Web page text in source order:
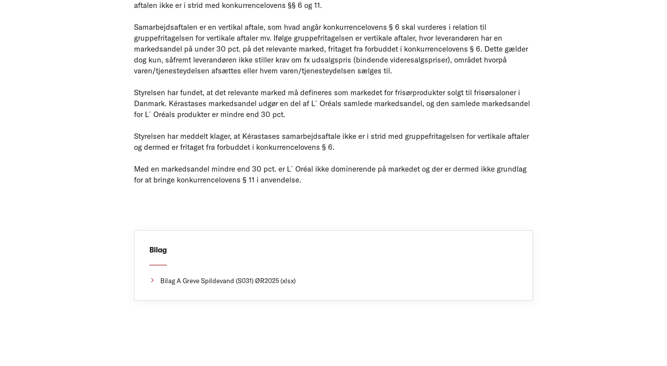
aftalen ikke er i strid med konkurrencelovens §§ 6 og 11.
Samarbejdsaftalen er en vertikal aftale, som hvad angår konkurrencelovens § 6 skal vurderes i relation til
gruppefritagelsen for vertikale aftaler mv. Ifølge gruppefritagelsen er vertikale aftaler, hvor leverandøren har en
markedsandel på under 30 pct. på det relevante marked, fritaget fra forbuddet i konkurrencelovens § 6. Dette gælder
dog kun, såfremt leverandøren ikke stiller krav om fx udsalgspris (bindende videresalgspriser), området hvorpå
varen/tjenesteydelsen afsættes eller hvem varen/tjenesteydelsen sælges til.
Styrelsen har fundet, at det relevante marked må defineres som markedet for frisørprodukter solgt til frisørsaloner i
Danmark. Kérastases markedsandel udgør en del af L´Oréals samlede markedsandel, og den samlede markedsandel
for L´Oréals produkter er mindre end 30 pct.
Styrelsen har meddelt klager, at Kérastases samarbejdsaftale ikke er i strid med gruppefritagelsen for vertikale aftaler
og dermed er fritaget fra forbuddet i konkurrencelovens § 6.
Med en markedsandel mindre end 30 pct. er L´Oréal ikke dominerende på markedet og der er dermed ikke grundlag
for at bringe konkurrencelovens § 11 i anvendelse.
Bilag
Bilag A Greve Spildevand (S031) ØR2025 (xlsx)